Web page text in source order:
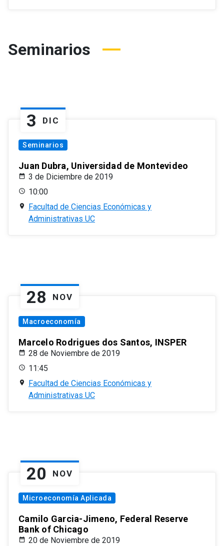
Seminarios
3 DIC
Seminarios
Juan Dubra, Universidad de Montevideo
3 de Diciembre de 2019
10:00
Facultad de Ciencias Económicas y
Administrativas UC
28 NOV
Macroeconomía
Marcelo Rodrigues dos Santos, INSPER
28 de Noviembre de 2019
11:45
Facultad de Ciencias Económicas y
Administrativas UC
20 NOV
Microeconomía Aplicada
Camilo Garcia-Jimeno, Federal Reserve
Bank of Chicago
20 de Noviembre de 2019